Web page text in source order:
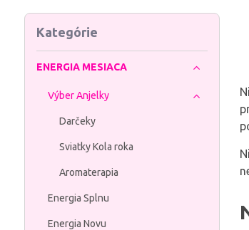
Kategórie
ENERGIA MESIACA
Výber Anjelky
Darčeky
Sviatky Kola roka
Aromaterapia
Energia Splnu
Energia Novu